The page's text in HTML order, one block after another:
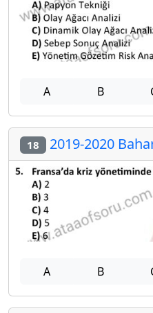
A B
18 2019-2020
A B